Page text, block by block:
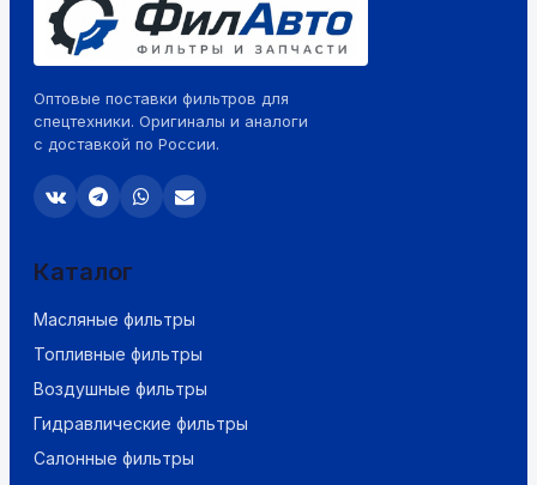
Оптовые поставки фильтров для
спецтехники. Оригиналы и аналоги
с доставкой по России.
Каталог
Масляные фильтры
Топливные фильтры
Воздушные фильтры
Гидравлические фильтры
Салонные фильтры